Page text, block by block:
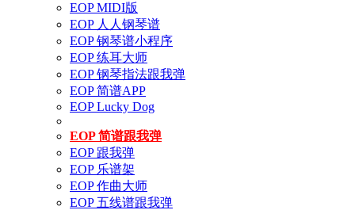
EOP MIDI版
EOP 人人钢琴谱
EOP 钢琴谱小程序
EOP 练耳大师
EOP 钢琴指法跟我弹
EOP 简谱APP
EOP Lucky Dog
EOP 简谱跟我弹
EOP 跟我弹
EOP 乐谱架
EOP 作曲大师
EOP 五线谱跟我弹